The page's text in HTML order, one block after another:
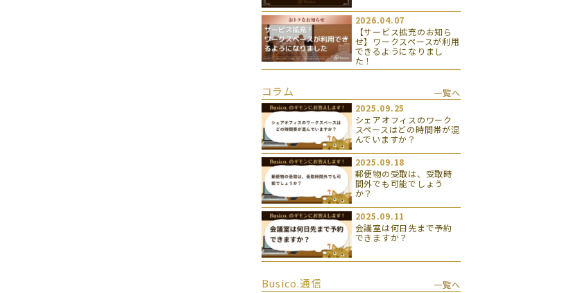
2026.04.07
【サービス拡充のお知ら
せ】ワークスペースが利用
できるようになりまし
た！
コラム
一覧へ
2025.09.25
シェアオフィスのワーク
スペースはどの時間帯が混
んでいますか？
2025.09.18
郵便物の受取は、受取時
間外でも可能でしょう
か？
2025.09.11
会議室は何日先まで予約
できますか？
Busico.通信
一覧へ